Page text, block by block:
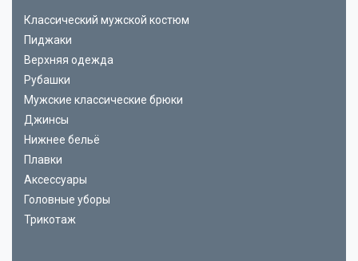
Классический мужской костюм
Пиджаки
Верхняя одежда
Рубашки
Мужские классические брюки
Джинсы
Нижнее бельё
Плавки
Аксессуары
Головные уборы
Трикотаж